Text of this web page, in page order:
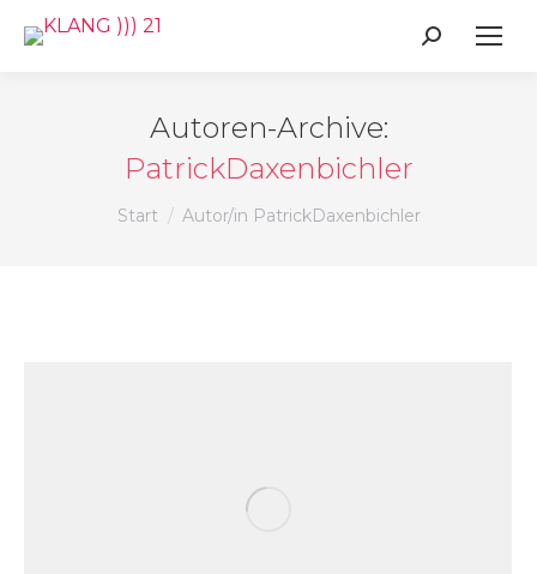
Search:
Autoren-Archive:
PatrickDaxenbichler
Sie befinden sich hier:
Start Autor/in PatrickDaxenbichler